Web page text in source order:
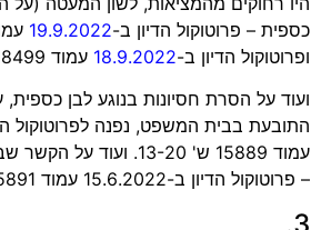
כספית – פרוטוקול הדיון ב-19.9.2022
ופרוטוקול הדיון ב-18.9.2022 עמוד 18499 ש' 18-21).
ועוד על הסרת חסיונות בנוגע לבן
התובעת בבית המשפט, נפנה לפרוטוקול
עמוד 15889 ש' 13-20.
– פרוטוקול הדיון ב-15.6.2022 עמוד 15891 ש' 1-9.